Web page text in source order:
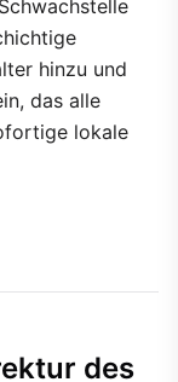
hinzu und
das alle
lokale
des